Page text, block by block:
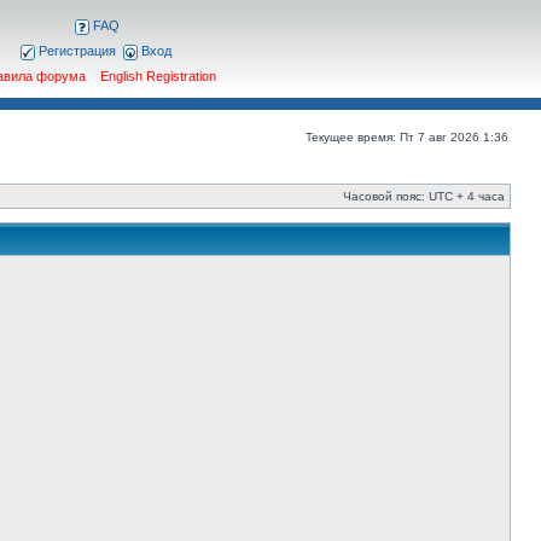
FAQ
Регистрация
Вход
форума
English Registration
Текущее время: Пт 7 авг 2026 1:36
Часовой пояс: UTC + 4 часа